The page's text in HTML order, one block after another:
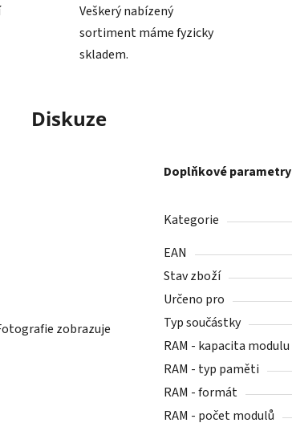
Veškerý nabízený
sortiment máme fyzicky
skladem.
Diskuze
zobrazuje
Doplňkové parametry
Kategorie
EAN
Stav zboží
Určeno pro
Typ součástky
RAM - kapacita modulu
RAM - typ paměti
RAM - formát
RAM - počet modulů